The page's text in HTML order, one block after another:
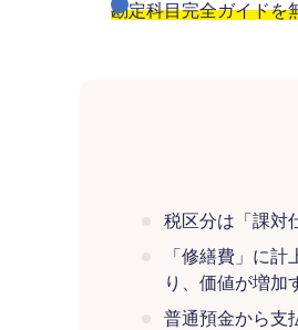
勘定科目完全ガイドを
税区分は「課対
「修繕費」に
り、価値が増加
普通預金から支